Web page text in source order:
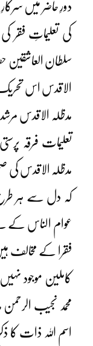
دورِ حاضر میں
کی تعلیماتِ فقر
سلطان العاشقین
الاقدس اس
مدظلہ الاقدس
تعلیمات فرقہ
مدظلہ الاقدس
کہ دل سے ہر
عوام الناس کے
فقرا کے مخالف
کاملین موجود
محمد نجیب الرحمن
اسم اللہ ذات کا